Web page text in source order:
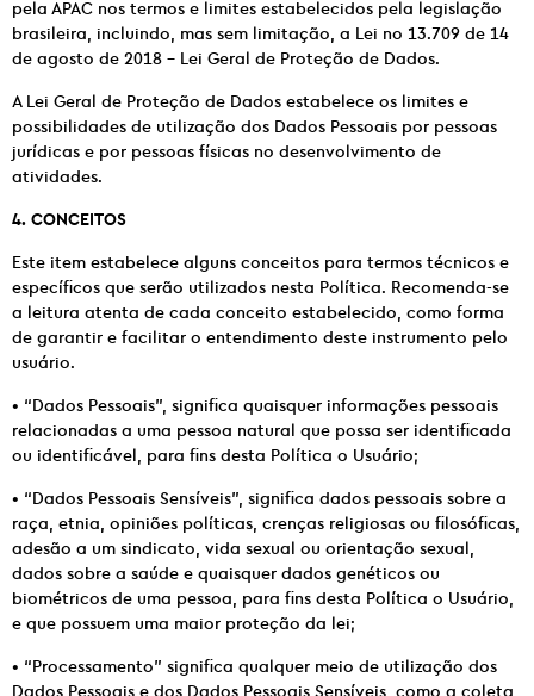
pela APAC nos termos e limites estabelecidos pela legislação
brasileira, incluindo, mas sem limitação, a Lei no 13.709 de 14
de agosto de 2018 – Lei Geral de Proteção de Dados.
A Lei Geral de Proteção de Dados estabelece os limites e
possibilidades de utilização dos Dados Pessoais por pessoas
jurídicas e por pessoas físicas no desenvolvimento de
atividades.
4. CONCEITOS
Este item estabelece alguns conceitos para termos técnicos e
específicos que serão utilizados nesta Política. Recomenda-se
a leitura atenta de cada conceito estabelecido, como forma
de garantir e facilitar o entendimento deste instrumento pelo
usuário.
• “Dados Pessoais”, significa quaisquer informações pessoais
relacionadas a uma pessoa natural que possa ser identificada
ou identificável, para fins desta Política o Usuário;
• “Dados Pessoais Sensíveis”, significa dados pessoais sobre a
raça, etnia, opiniões políticas, crenças religiosas ou filosóficas,
adesão a um sindicato, vida sexual ou orientação sexual,
dados sobre a saúde e quaisquer dados genéticos ou
biométricos de uma pessoa, para fins desta Política o Usuário,
e que possuem uma maior proteção da lei;
• “Processamento” significa qualquer meio de utilização dos
Dados Pessoais e dos Dados Pessoais Sensíveis, como a coleta,